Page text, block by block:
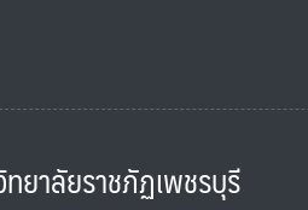
ยาลัยราชภัฏเพชรบุรี